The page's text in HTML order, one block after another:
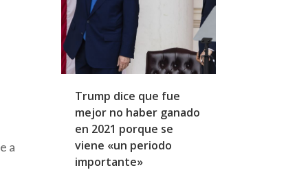
a
Trump dice que fue
mejor no haber ganado
en 2021 porque se
viene «un periodo
importante»